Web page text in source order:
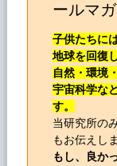
ールマ
子供たちに
地球を回復
自然・環境
宇宙科学な
す。
当研究所の
もお伝えし
もし、良か